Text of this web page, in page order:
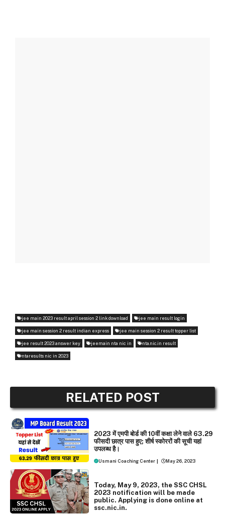
jee main 2023 result april session 2 link download jee main result login
jee main session 2 result indian express jee main session 2 result topper list
jee result 2023 answer key jeemain nta nic in nta.nic.in result
ntaresults nic in 2023
RELATED POST
2023 में एमपी बोर्ड की 10वीं कक्षा लेने वाले 63.29
फीसदी छात्र पास हुए; शीर्ष स्कोररों की सूची यहां
उपलब्ध है।
Usmani Coaching Center | May 26, 2023
Today, May 9, 2023, the SSC CHSL
2023 notification will be made
public. Applying is done online at
ssc.nic.in.